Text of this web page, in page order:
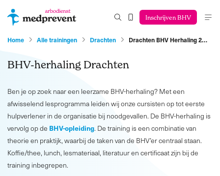
Inschrijven BHV
Home Alle trainingen Drachten Drachten BHV Herhaling 2…
BHV-herhaling Drachten
Ben je op zoek naar een leerzame BHV-herhaling? Met een
afwisselend lesprogramma leiden wij onze cursisten op tot eerste
hulpverlener in de organisatie bij noodgevallen. De BHV-herhaling is
vervolg op de BHV-opleiding. De training is een combinatie van
theorie en praktijk, waarbij de taken van de BHV’er centraal staan.
Koffie/thee, lunch, lesmateriaal, literatuur en certificaat zijn bij de
training inbegrepen.